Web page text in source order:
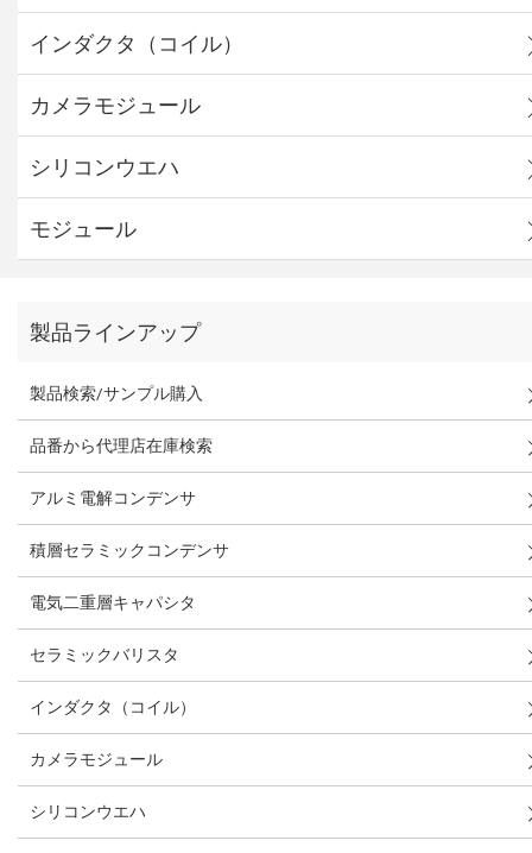
インダクタ（コイル）
カメラモジュール
シリコンウエハ
モジュール
製品ラインアップ
製品検索/サンプル購入
品番から代理店在庫検索
アルミ電解コンデンサ
積層セラミックコンデンサ
電気二重層キャパシタ
セラミックバリスタ
インダクタ（コイル）
カメラモジュール
シリコンウエハ